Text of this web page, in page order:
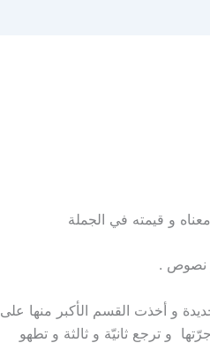
و قيمته في الجملة
نصوص .
و أخذت القسم الأكبر منها على
و ترجع ثانيّة و ثالثة و تطهو